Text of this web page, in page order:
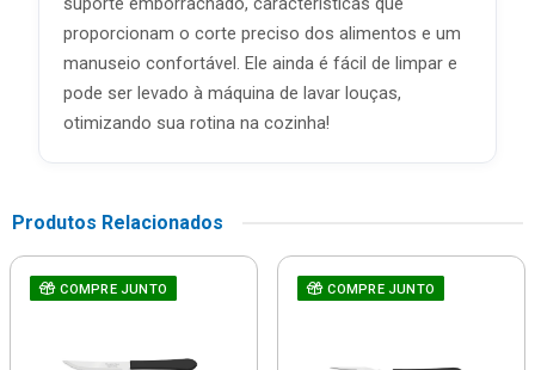
suporte emborrachado, características que
proporcionam o corte preciso dos alimentos e um
manuseio confortável. Ele ainda é fácil de limpar e
pode ser levado à máquina de lavar louças,
otimizando sua rotina na cozinha!
Produtos Relacionados
COMPRE JUNTO COMPRE JUNTO